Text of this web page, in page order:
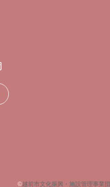
©越前市文化振興・施設管理事業団